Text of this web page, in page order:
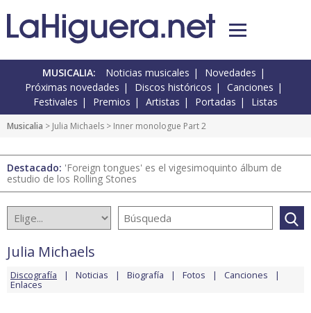
MUSICALIA: Noticias musicales
Novedades
Próximas novedades
Discos históricos
Canciones
Festivales
Premios Artistas Portadas Listas
Musicalia > Julia Michaels > Inner monologue Part 2
Destacado: 'Foreign tongues' es el vigesimoquinto álbum de
estudio de los Rolling Stones
Julia Michaels
Discografía Noticias Biografía Fotos Canciones
Enlaces